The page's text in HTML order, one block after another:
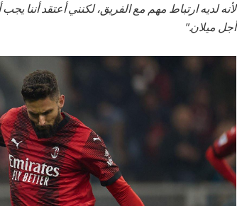
لأنه لديه ارتباط مهم مع الفريق، لكنني أعتقد
أجل ميلان."